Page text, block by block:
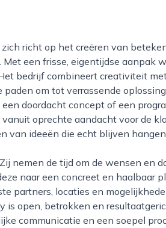
een frisse, eigentijdse aanpak
bedrijf combineert creativiteit
om tot verrassende
doordacht concept of een
oprechte aandacht voor de
van ideeën die echt blijven
naar een concreet en haalbaar
partners, locaties en
is open, betrokken en
communicatie en een soepel